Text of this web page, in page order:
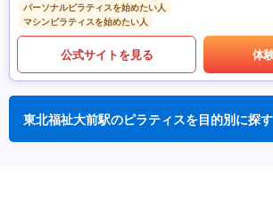
パーソナルピラティスを始めたい人
マシンピラティスを始めたい人
公式サイトを見る 体
東北福祉大前駅のピラティスを目的別に探す